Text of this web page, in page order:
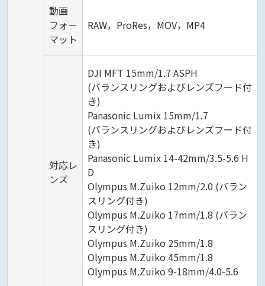
動画
フォー
マット
RAW，ProRes，MOV，MP4
対応レ
ンズ
DJI MFT 15mm/1.7 ASPH
(バランスリングおよびレンズフード付
き)
Panasonic Lumix 15mm/1.7
(バランスリングおよびレンズフード付
き)
Panasonic Lumix 14-42mm/3.5-5.6 H
D
Olympus M.Zuiko 12mm/2.0 (バラン
スリング付き)
Olympus M.Zuiko 17mm/1.8 (バラン
スリング付き)
Olympus M.Zuiko 25mm/1.8
Olympus M.Zuiko 45mm/1.8
Olympus M.Zuiko 9-18mm/4.0-5.6